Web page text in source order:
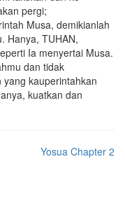
pergi;
Musa, demikianlah
Hanya, TUHAN,
Ia menyertai Musa.
dan tidak
kauperintahkan
kuatkan dan
Yosua Chapter 2